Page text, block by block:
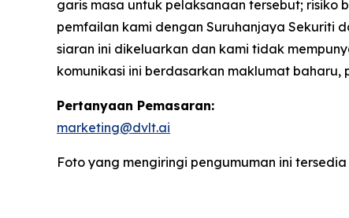
garis masa untuk pelaksanaan tersebut;
pemfailan kami dengan Suruhanjaya Sekuriti
siaran ini dikeluarkan dan kami tidak
komunikasi ini berdasarkan maklumat
Pertanyaan Pemasaran:
marketing@dvlt.ai
Foto yang mengiringi pengumuman ini tersedia